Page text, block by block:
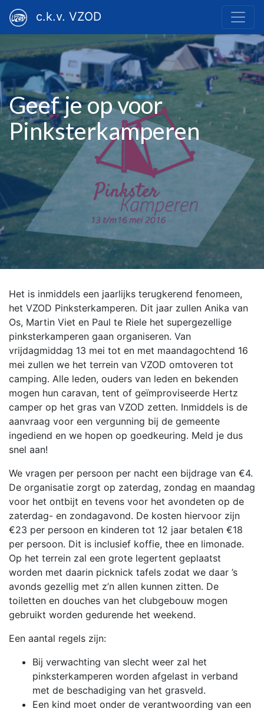
c.k.v. VZOD
Geef je op voor
Pinksterkamperen
Het is inmiddels een jaarlijks terugkerend fenomeen,
het VZOD Pinksterkamperen. Dit jaar zullen Anika van
Os, Martin Viet en Paul te Riele het supergezellige
pinksterkamperen gaan organiseren. Van
vrijdagmiddag 13 mei tot en met maandagochtend 16
mei zullen we het terrein van VZOD omtoveren tot
camping. Alle leden, ouders van leden en bekenden
mogen hun caravan, tent of geïmproviseerde Hertz
camper op het gras van VZOD zetten. Inmiddels is de
aanvraag voor een vergunning bij de gemeente
ingediend en we hopen op goedkeuring. Meld je dus
snel aan!
We vragen per persoon per nacht een bijdrage van €4.
De organisatie zorgt op zaterdag, zondag en maandag
voor het ontbijt en tevens voor het avondeten op de
zaterdag- en zondagavond. De kosten hiervoor zijn
€23 per persoon en kinderen tot 12 jaar betalen €18
per persoon. Dit is inclusief koffie, thee en limonade.
Op het terrein zal een grote legertent geplaatst
worden met daarin picknick tafels zodat we daar ’s
avonds gezellig met z’n allen kunnen zitten. De
toiletten en douches van het clubgebouw mogen
gebruikt worden gedurende het weekend.
Een aantal regels zijn:
Bij verwachting van slecht weer zal het
pinksterkamperen worden afgelast in verband
met de beschadiging van het grasveld.
Een kind moet onder de verantwoording van een